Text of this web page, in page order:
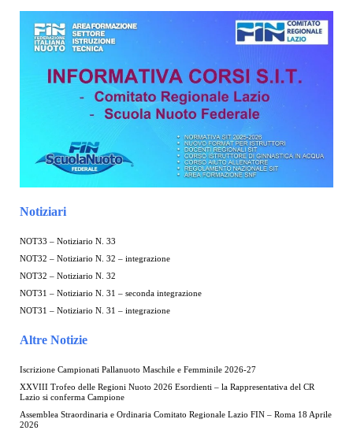
Notiziari
NOT33 – Notiziario N. 33
NOT32 – Notiziario N. 32 – integrazione
NOT32 – Notiziario N. 32
NOT31 – Notiziario N. 31 – seconda integrazione
NOT31 – Notiziario N. 31 – integrazione
Altre Notizie
Iscrizione Campionati Pallanuoto Maschile e Femminile 2026-27
XXVIII Trofeo delle Regioni Nuoto 2026 Esordienti – la Rappresentativa del CR
Lazio si conferma Campione
Assemblea Straordinaria e Ordinaria Comitato Regionale Lazio FIN – Roma 18 Aprile
2026